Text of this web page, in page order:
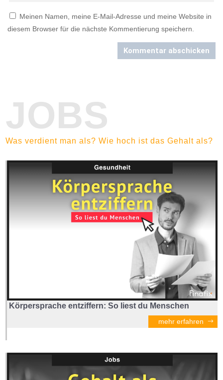
Meinen Namen, meine E-Mail-Adresse und meine Website in
diesem Browser für die nächste Kommentierung speichern.
Kommentar abschicken
JOBS
Was verdient man als? Wie hoch ist das Gehalt als?
Körpersprache entziffern: So liest du Menschen
mehr erfahren